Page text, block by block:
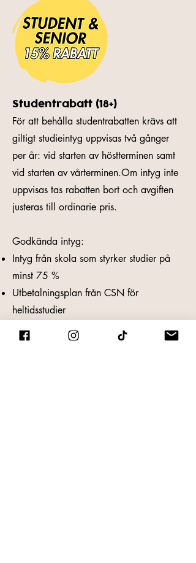
Studentrabatt (18+)
För att behålla studentrabatten krävs att
giltigt studieintyg uppvisas två gånger
per år: vid starten av höstterminen samt
vid starten av vårterminen.Om intyg inte
uppvisas tas rabatten bort och avgiften
justeras till ordinarie pris.
Godkända intyg:
Intyg från skola som styrker studier på
minst 75 %
Utbetalningsplan från CSN för
heltidsstudier
Intyg för forskare/doktorander
(godkänns av anläggningschef)​